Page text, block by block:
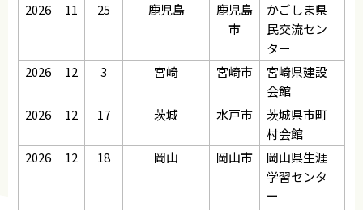
2026
11 25 鹿児島
鹿児島
市
かごしま県
民交流セン
ター
2026
12 3 宮崎 宮崎市
宮崎県建設
会館
2026
12 17 茨城 水戸市
茨城県市町
村会館
2026
12 18 岡山 岡山市
岡山県生涯
学習センタ
ー